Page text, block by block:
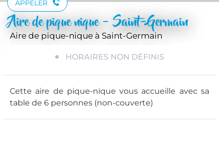
APPELER
Aire de pique nique - Saint-Germain
Aire de pique-nique à Saint-Germain
HORAIRES NON DÉFINIS
Cette aire de pique-nique vous accueille avec sa
table de 6 personnes (non-couverte)